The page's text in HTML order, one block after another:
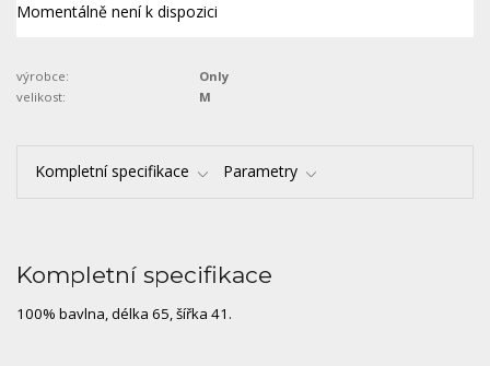
Momentálně není k dispozici
výrobce:
Only
velikost:
M
Kompletní specifikace Parametry
Kompletní specifikace
100% bavlna, délka 65, šířka 41.